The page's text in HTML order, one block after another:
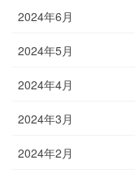
2024年6月
2024年5月
2024年4月
2024年3月
2024年2月